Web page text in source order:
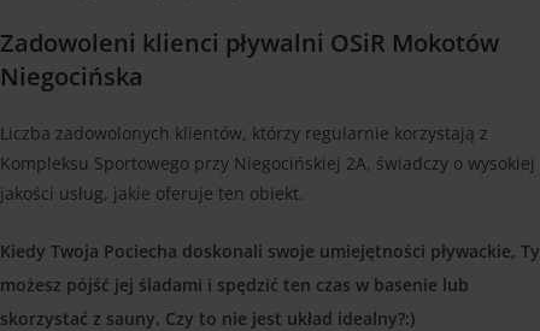
Zadowoleni klienci pływalni OSiR Mokotów
Niegocińska
Liczba zadowolonych klientów, którzy regularnie korzystają z
Kompleksu Sportowego przy Niegocińskiej 2A, świadczy o wysokiej
jakości usług, jakie oferuje ten obiekt.
Kiedy Twoja Pociecha doskonali swoje umiejętności pływackie, Ty
możesz pójść jej śladami i spędzić ten czas w basenie lub
skorzystać z sauny. Czy to nie jest układ idealny?:)